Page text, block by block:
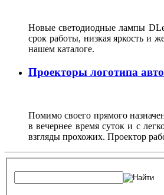
Новые светодиодные лампы
срок работы, низкая яркость и
нашем каталоге.
Проекторы логотипа
Помимо своего прямого
в вечернее время суток и с
взгляды прохожих. Проектор